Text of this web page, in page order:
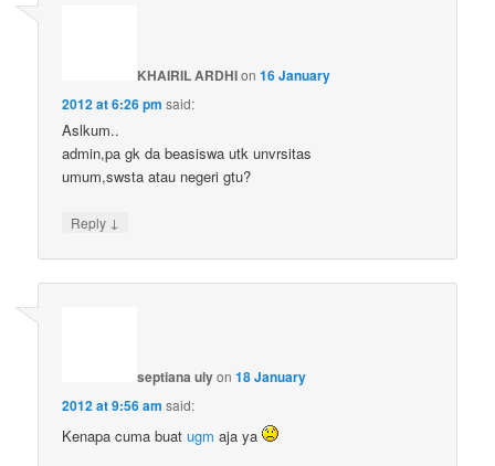
KHAIRIL ARDHIon16 January
2012 at 6:26 pm said:
Aslkum..
admin,pa gk da beasiswa utk unvrsitas
umum,swsta atau negeri gtu?
Reply ↓
septiana ulyon18 January
2012 at 9:56 am said:
Kenapa cuma buatugm aja ya